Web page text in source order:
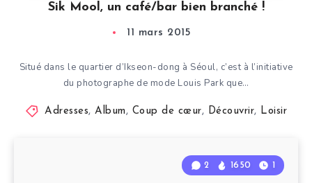
Sik Mool, un café/bar bien branché !
11 mars 2015
Situé dans le quartier d’Ikseon-dong à Séoul, c’est à l’initiative
du photographe de mode Louis Park que…
Adresses,Album, Coup de cœur, Découvrir, Loisir
2 1650 1